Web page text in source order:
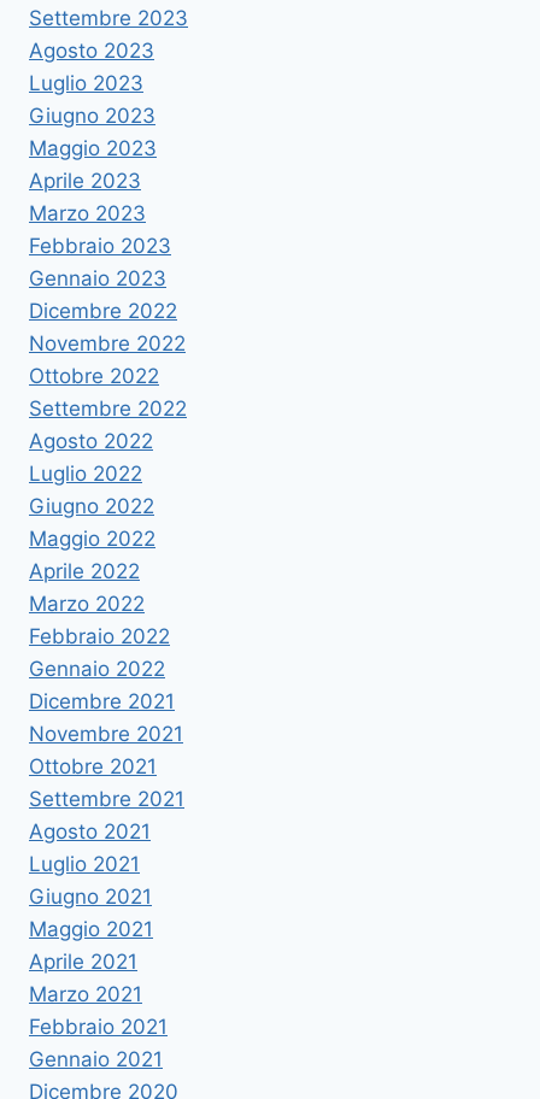
Settembre 2023
Agosto 2023
Luglio 2023
Giugno 2023
Maggio 2023
Aprile 2023
Marzo 2023
Febbraio 2023
Gennaio 2023
Dicembre 2022
Novembre 2022
Ottobre 2022
Settembre 2022
Agosto 2022
Luglio 2022
Giugno 2022
Maggio 2022
Aprile 2022
Marzo 2022
Febbraio 2022
Gennaio 2022
Dicembre 2021
Novembre 2021
Ottobre 2021
Settembre 2021
Agosto 2021
Luglio 2021
Giugno 2021
Maggio 2021
Aprile 2021
Marzo 2021
Febbraio 2021
Gennaio 2021
Dicembre 2020